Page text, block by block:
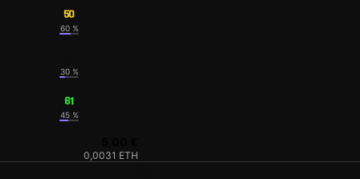
50
60 %
30 %
61
45 %
0,0031 ETH